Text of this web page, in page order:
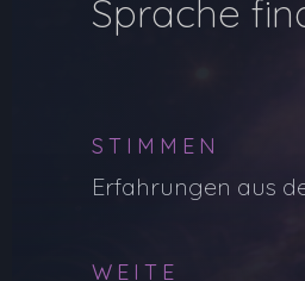
Sprache
STIMMEN
Erfahrungen aus
WEITE